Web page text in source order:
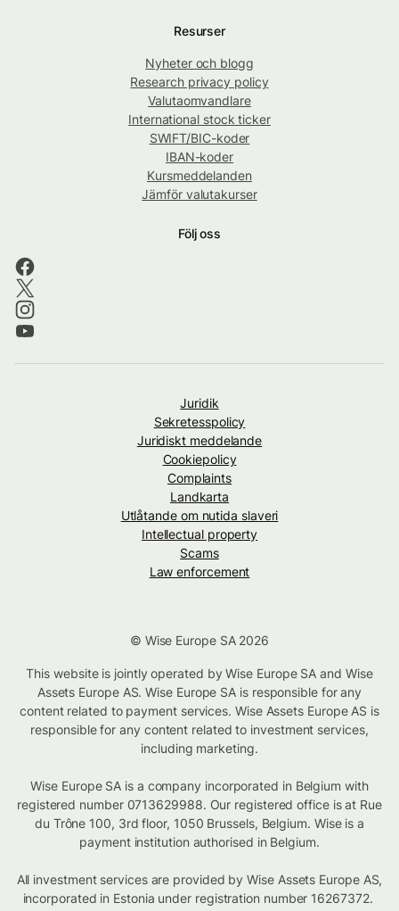
Resurser
Nyheter och blogg
Research privacy policy
Valutaomvandlare
International stock ticker
SWIFT/BIC-koder
IBAN-koder
Kursmeddelanden
Jämför valutakurser
Följ oss
Juridik
Sekretesspolicy
Juridiskt meddelande
Cookiepolicy
Complaints
Landkarta
Utlåtande om nutida slaveri
Intellectual property
Scams
Law enforcement
© Wise Europe SA 2026
This website is jointly operated by Wise Europe SA and Wise
Assets Europe AS. Wise Europe SA is responsible for any
content related to payment services. Wise Assets Europe AS is
responsible for any content related to investment services,
including marketing.
Wise Europe SA is a company incorporated in Belgium with
registered number 0713629988. Our registered office is at Rue
du Trône 100, 3rd floor, 1050 Brussels, Belgium. Wise is a
payment institution authorised in Belgium.
All investment services are provided by Wise Assets Europe AS,
incorporated in Estonia under registration number 16267372.